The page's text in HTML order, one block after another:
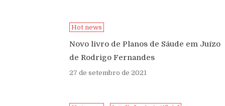
Hot news
Novo livro de Planos de Sáude em Juízo
de Rodrigo Fernandes
27 de setembro de 2021